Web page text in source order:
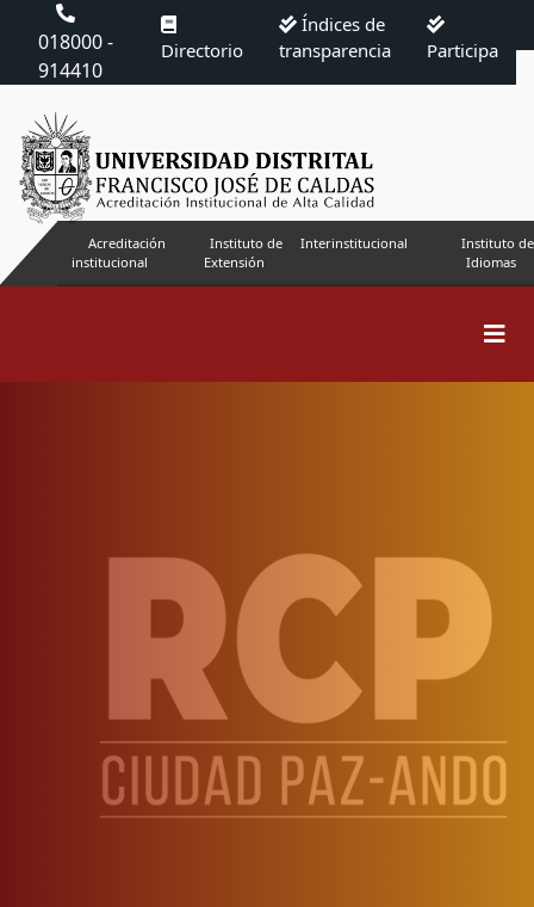
018000 -
914410
Directorio
Índices de
transparencia
Participa
Acreditación
institucional
Instituto de
Extensión
Interinstitucional
Instituto de
Idiomas